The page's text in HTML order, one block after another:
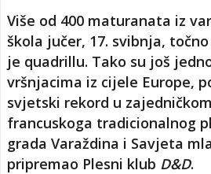
Više od 400 maturanata iz
škola jučer, 17. svibnja,
je quadrillu. Tako su još
vršnjacima iz cijele Europe,
svjetski rekord u
francuskoga tradicionalnog
grada Varaždina i Savjeta
pripremao Plesni klub D&D.